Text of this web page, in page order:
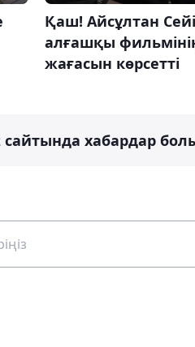
Қаш! Айсұлтан
алғашқы
жағасын көрсетті
хабардар